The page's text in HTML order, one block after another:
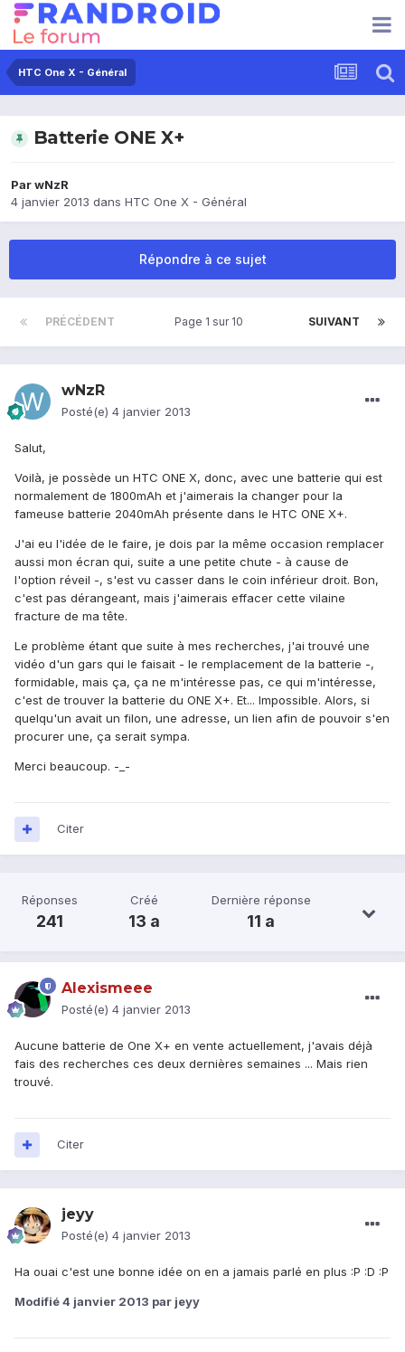
HTC One X - Général
Batterie ONE X+
ParwNzR
4 janvier 2013 dans HTC One X - Général
Répondre à ce sujet
PRÉCÉDENT SUIVANT
Page 1 sur 10
wNzR
Posté(e) 4 janvier 2013
Salut,
Voilà, je possède un HTC ONE X, donc, avec une batterie qui est
normalement de 1800mAh et j'aimerais la changer pour la
fameuse batterie 2040mAh présente dans le HTC ONE X+.
J'ai eu l'idée de le faire, je dois par la même occasion remplacer
aussi mon écran qui, suite a une petite chute - à cause de
l'option réveil -, s'est vu casser dans le coin inférieur droit. Bon,
c'est pas dérangeant, mais j'aimerais effacer cette vilaine
fracture de ma tête.
Le problème étant que suite à mes recherches, j'ai trouvé une
vidéo d'un gars qui le faisait - le remplacement de la batterie -,
formidable, mais ça, ça ne m'intéresse pas, ce qui m'intéresse,
c'est de trouver la batterie du ONE X+. Et... Impossible. Alors, si
quelqu'un avait un filon, une adresse, un lien afin de pouvoir s'en
procurer une, ça serait sympa.
Merci beaucoup. -_-
Citer
Réponses
241
Créé
13 a
Dernière réponse
11 a
Alexismeee
Posté(e) 4 janvier 2013
Aucune batterie de One X+ en vente actuellement, j'avais déjà
fais des recherches ces deux dernières semaines ... Mais rien
trouvé.
Citer
jeyy
Posté(e) 4 janvier 2013
Ha ouai c'est une bonne idée on en a jamais parlé en plus :P :D :P
Modifié4 janvier 2013 par jeyy